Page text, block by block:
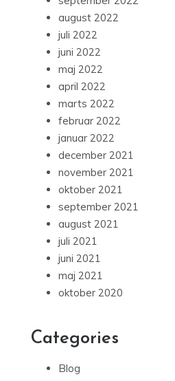
august 2022
juli 2022
juni 2022
maj 2022
april 2022
marts 2022
februar 2022
januar 2022
december 2021
november 2021
oktober 2021
september 2021
august 2021
juli 2021
juni 2021
maj 2021
oktober 2020
Categories
Blog